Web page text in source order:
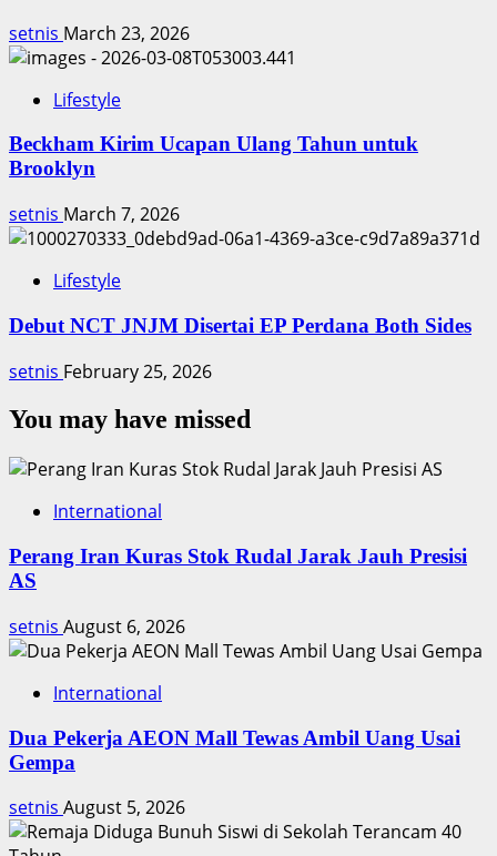
setnis March 23, 2026
Lifestyle
Beckham Kirim Ucapan Ulang Tahun untuk
Brooklyn
setnis March 7, 2026
Lifestyle
Debut NCT JNJM Disertai EP Perdana Both Sides
setnis February 25, 2026
You may have missed
International
Perang Iran Kuras Stok Rudal Jarak Jauh Presisi
AS
setnis August 6, 2026
International
Dua Pekerja AEON Mall Tewas Ambil Uang Usai
Gempa
setnis August 5, 2026